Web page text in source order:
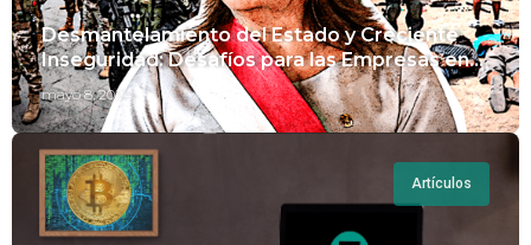
Desmantelamiento del Estado y Creciente
Inseguridad: Desafíos para las Empresas en
Perú.
mayo 8, 2024
Artículos